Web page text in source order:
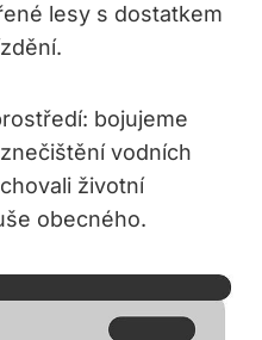
lesy s dostatkem
bojujeme
vodních
životní
obecného.